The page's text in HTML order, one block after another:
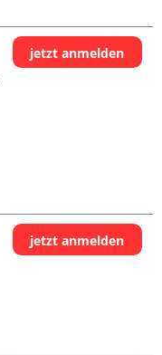
jetzt anmelden
jetzt anmelden